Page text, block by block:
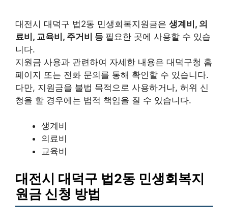
대전시 대덕구 법2동 민생회복지원금은 생계비, 의
료비, 교육비, 주거비 등 필요한 곳에 사용할 수 있습
니다.
지원금 사용과 관련하여 자세한 내용은 대덕구청 홈
페이지 또는 전화 문의를 통해 확인할 수 있습니다.
다만, 지원금을 불법 목적으로 사용하거나, 허위 신
청을 할 경우에는 법적 책임을 질 수 있습니다.
생계비
의료비
교육비
대전시 대덕구 법2동 민생회복지
원금 신청 방법